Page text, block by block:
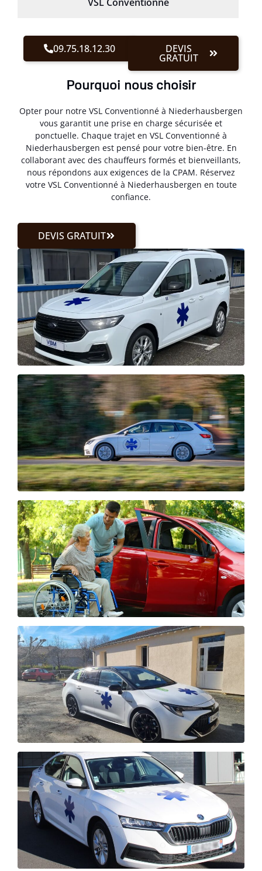
09.75.18.12.30 DEVIS
GRATUIT
Pourquoi nous choisir
Opter pour notre VSL Conventionné à Niederhausbergen
vous garantit une prise en charge sécurisée et
ponctuelle. Chaque trajet en VSL Conventionné à
Niederhausbergen est pensé pour votre bien-être. En
collaborant avec des chauffeurs formés et bienveillants,
nous répondons aux exigences de la CPAM. Réservez
votre VSL Conventionné à Niederhausbergen en toute
confiance.
DEVIS GRATUIT